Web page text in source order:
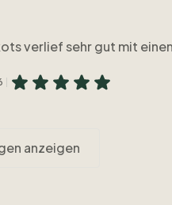
verlief sehr gut mit
anzeigen